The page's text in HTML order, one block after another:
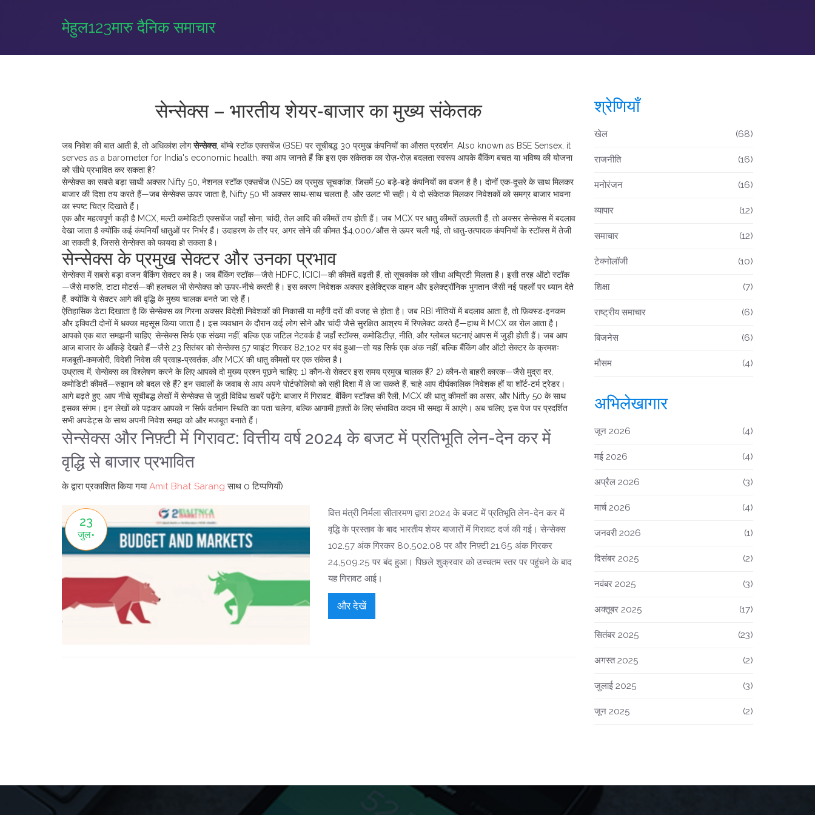
मेहुल123मारु दैनिक समाचार
सेन्सेक्स – भारतीय शेयर‑बाजार का मुख्य संकेतक
जब निवेश की बात आती है, तो अधिकांश लोगसेन्सेक्स, बॉम्बे स्टॉक एक्सचेंज (BSE) पर सूचीबद्ध 30 प्रमुख कंपनियों का औसत प्रदर्शन . Also known as BSE Sensex , it
serves as a barometer for India's economic health. क्या आप जानते हैं कि इस एक संकेतक का रोज़‑रोज़ बदलता स्वरूप आपके बैंकिंग बचत या भविष्य की योजना
को सीधे प्रभावित कर सकता है?
सेन्सेक्स का सबसे बड़ा साथी अक्सर Nifty 50 नेशनल स्टॉक एक्सचेंज (NSE) का प्रमुख सूचकांक, जिसमें 50 बड़े‑बड़े कंपनियों का वजन है है। दोनों एक‑दूसरे के साथ मिलकर
बाजार की दिशा तय करते हैं—जब सेन्सेक्स ऊपर जाता है, Nifty 50 भी अक्सर साथ‑साथ चलता है, और उलट भी सही। ये दो संकेतक मिलकर निवेशकों को समग्र बाजार भावना
का स्पष्ट चित्र दिखाते हैं।
एक और महत्वपूर्ण कड़ी है MCX मल्टी कमोडिटी एक्सचेंज जहाँ सोना, चांदी, तेल आदि की कीमतें तय होती हैं। जब MCX पर धातु कीमतें उछलती हैं, तो अक्सर सेन्सेक्स में बदलाव
देखा जाता है क्योंकि कई कंपनियाँ धातुओं पर निर्भर हैं। उदाहरण के तौर पर, अगर सोने की कीमत $4,000/औंस से ऊपर चली गई, तो धातु‑उत्पादक कंपनियों के स्टॉक्स में तेजी
आ सकती है, जिससे सेन्सेक्स को फायदा हो सकता है।
सेन्सेक्स के प्रमुख सेक्टर और उनका प्रभाव
सेन्सेक्स में सबसे बड़ा वजन बैंकिंग सेक्टर का है। जब बैंकिंग स्टॉक—जैसे HDFC, ICICI—की कीमतें बढ़ती हैं, तो सूचकांक को सीधा अप्प्रिटी मिलता है। इसी तरह ऑटो स्टॉक
—जैसे मारुति, टाटा मोटर्स—की हलचल भी सेन्सेक्स को ऊपर‑नीचे करती है। इस कारण निवेशक अक्सर इलेक्ट्रिक वाहन और इलेक्ट्रॉनिक भुगतान जैसी नई पहलों पर ध्यान देते
हैं, क्योंकि ये सेक्टर आगे की वृद्धि के मुख्य चालक बनते जा रहे हैं।
ऐतिहासिक डेटा दिखाता है कि सेन्सेक्स का गिरना अक्सर विदेशी निवेशकों की निकासी या महँगी दरों की वजह से होता है। जब RBI नीतियों में बदलाव आता है, तो फ़िक्स्ड‑इनकम
और इक्विटी दोनों में धक्का महसूस किया जाता है। इस व्यवधान के दौरान कई लोग सोने और चांदी जैसे सुरक्षित आश्रय में रिफ्लेक्ट करते हैं—हाथ में MCX का रोल आता है।
आपको एक बात समझनी चाहिए: सेन्सेक्स सिर्फ एक संख्या नहीं, बल्कि एक जटिल नेटवर्क है जहाँ स्टॉक्स, कमोडिटीज़, नीति, और ग्लोबल घटनाएं आपस में जुड़ी होती हैं। जब आप
आज बाजार के आँकड़े देखते हैं—जैसे 23 सितंबर को सेन्सेक्स 57 प्वाइंट गिरकर 82,102 पर बंद हुआ—तो यह सिर्फ एक अंक नहीं, बल्कि बैंकिंग और ऑटो सेक्टर के क्रमशः
मजबूती‑कमजोरी, विदेशी निवेश की प्रवाह‑प्रवर्तक, और MCX की धातु कीमतों पर एक संकेत है।
उध्रात्‍व में, सेन्सेक्स का विश्लेषण करने के लिए आपको दो मुख्य प्रश्न पूछने चाहिए: 1) कौन‑से सेक्टर इस समय प्रमुख चालक हैं? 2) कौन‑से बाहरी कारक—जैसे मुद्रा दर,
कमोडिटी कीमतें—रुझान को बदल रहे हैं? इन सवालों के जवाब से आप अपने पोर्टफोलियो को सही दिशा में ले जा सकते हैं, चाहे आप दीर्घकालिक निवेशक हों या शॉर्ट‑टर्म ट्रेडर।
आगे बढ़ते हुए, आप नीचे सूचीबद्ध लेखों में सेन्सेक्स से जुड़ी विविध खबरें पढ़ेंगे: बाजार में गिरावट, बैंकिंग स्टॉक्स की रैली, MCX की धातु कीमतों का असर, और Nifty 50 के साथ
इसका संगम। इन लेखों को पढ़कर आपको न सिर्फ वर्तमान स्थिति का पता चलेगा, बल्कि आगामी ह़फ़्तों के लिए संभावित कदम भी समझ में आएंगे। अब चलिए, इस पेज पर प्रदर्शित
सभी अपडेट्स के साथ अपनी निवेश समझ को और मजबूत बनाते हैं।
सेन्सेक्स और निफ़्टी में गिरावट: वित्तीय वर्ष 2024 के बजट में प्रतिभूति लेन-देन कर में
वृद्धि से बाजार प्रभावित
के द्वारा प्रकाशित किया गयाAmit Bhat Sarang साथ 0 टिप्पणियाँ)
23
जुल॰
वित्त मंत्री निर्मला सीतारमण द्वारा 2024 के बजट में प्रतिभूति लेन-देन कर में
वृद्धि के प्रस्ताव के बाद भारतीय शेयर बाजारों में गिरावट दर्ज की गई। सेन्सेक्स
102.57 अंक गिरकर 80,502.08 पर और निफ़्टी 21.65 अंक गिरकर
24,509.25 पर बंद हुआ। पिछले शुक्रवार को उच्चतम स्तर पर पहुंचने के बाद
यह गिरावट आई।
और देखें
श्रेणियाँ
खेल (68)
राजनीति (16)
मनोरंजन (16)
व्यापार (12)
समाचार (12)
टेक्नोलॉजी (10)
शिक्षा (7)
राष्ट्रीय समाचार (6)
बिजनेस (6)
मौसम (4)
अभिलेखागार
जून 2026 (4)
मई 2026 (4)
अप्रैल 2026 (3)
मार्च 2026 (4)
जनवरी 2026 (1)
दिसंबर 2025 (2)
नवंबर 2025 (3)
अक्तूबर 2025 (17)
सितंबर 2025 (23)
अगस्त 2025 (2)
जुलाई 2025 (3)
जून 2025 (2)